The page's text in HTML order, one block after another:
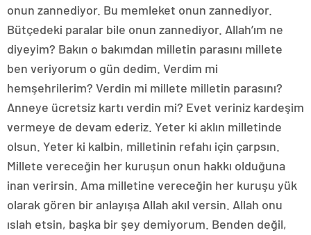
onun zannediyor. Bu memleket onun zannediyor.
Bütçedeki paralar bile onun zannediyor. Allah’ım ne
diyeyim? Bakın o bakımdan milletin parasını millete
ben veriyorum o gün dedim. Verdim mi
hemşehrilerim? Verdin mi millete milletin parasını?
Anneye ücretsiz kartı verdin mi? Evet veriniz kardeşim
vermeye de devam ederiz. Yeter ki aklın milletinde
olsun. Yeter ki kalbin, milletinin refahı için çarpsın.
Millete vereceğin her kuruşun onun hakkı olduğuna
inan verirsin. Ama milletine vereceğin her kuruşu yük
olarak gören bir anlayışa Allah akıl versin. Allah onu
ıslah etsin, başka bir şey demiyorum. Benden değil,